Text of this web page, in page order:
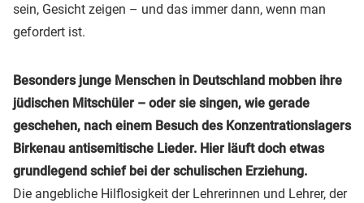
sein, Gesicht zeigen – und das immer dann, wenn man
gefordert ist.
Besonders junge Menschen in Deutschland mobben ihre
jüdischen Mitschüler – oder sie singen, wie gerade
geschehen, nach einem Besuch des Konzentrationslagers
Birkenau antisemitische Lieder. Hier läuft doch etwas
grundlegend schief bei der schulischen Erziehung.
Die angebliche Hilflosigkeit der Lehrerinnen und Lehrer, der